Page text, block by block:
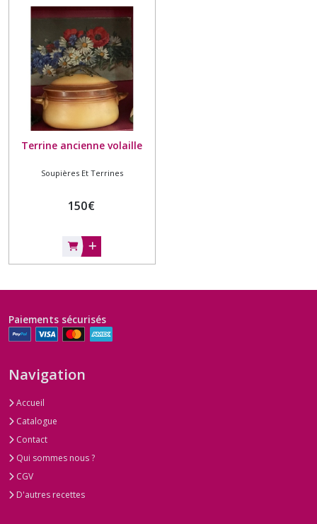
Terrine ancienne volaille
Soupières Et Terrines
150€
Paiements sécurisés
Navigation
Accueil
Catalogue
Contact
Qui sommes nous ?
CGV
D'autres recettes